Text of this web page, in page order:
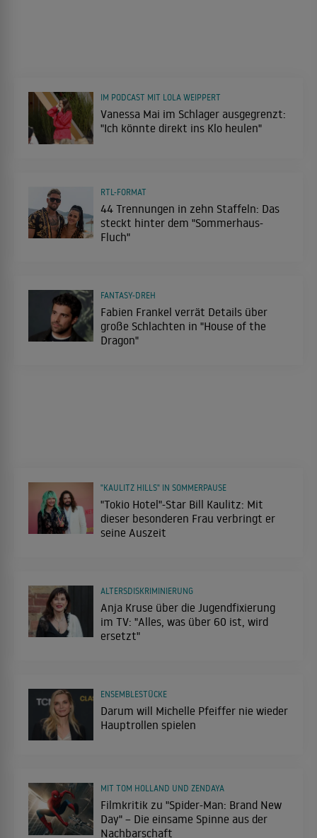
Vanessa Mai im Schlager ausgegrenzt:
"Ich könnte direkt ins Klo heulen"
IM PODCAST MIT LOLA WEIPPERT
44 Trennungen in zehn Staffeln: Das
steckt hinter dem "Sommerhaus-
Fluch"
RTL-FORMAT
Fabien Frankel verrät Details über
große Schlachten in "House of the
Dragon"
FANTASY-DREH
"Tokio Hotel"-Star Bill Kaulitz: Mit
dieser besonderen Frau verbringt er
seine Auszeit
"KAULITZ HILLS" IN SOMMERPAUSE
Anja Kruse über die Jugendfixierung
im TV: "Alles, was über 60 ist, wird
ersetzt"
ALTERSDISKRIMINIERUNG
Darum will Michelle Pfeiffer nie wieder
Hauptrollen spielen
ENSEMBLESTÜCKE
Filmkritik zu "Spider-Man: Brand New
Day" – Die einsame Spinne aus der
Nachbarschaft
MIT TOM HOLLAND UND ZENDAYA